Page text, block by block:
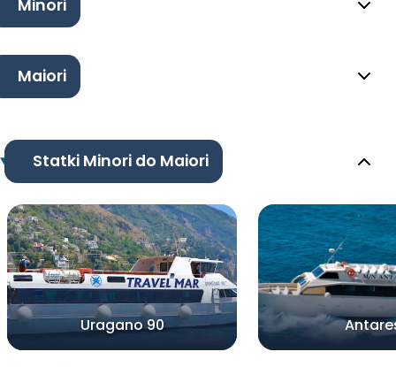
Minori
Maiori
Statki Minori do Maiori
Uragano 90